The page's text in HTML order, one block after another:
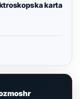
karta